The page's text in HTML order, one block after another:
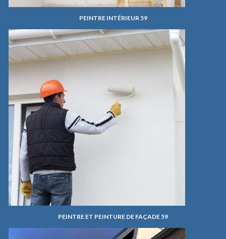
PEINTRE INTÉRIEUR 59
PEINTRE ET PEINTURE DE FAÇADE 59